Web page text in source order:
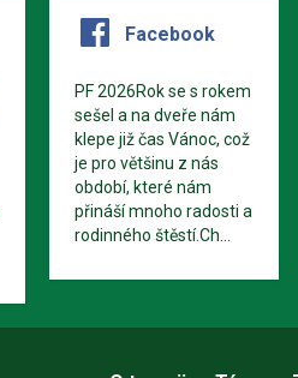
Facebook
PF 2026Rok se s rokem
sešel a na dveře nám
klepe již čas Vánoc, což
je pro většinu z nás
období, které nám
přináší mnoho radosti a
rodinného štěstí.Ch...